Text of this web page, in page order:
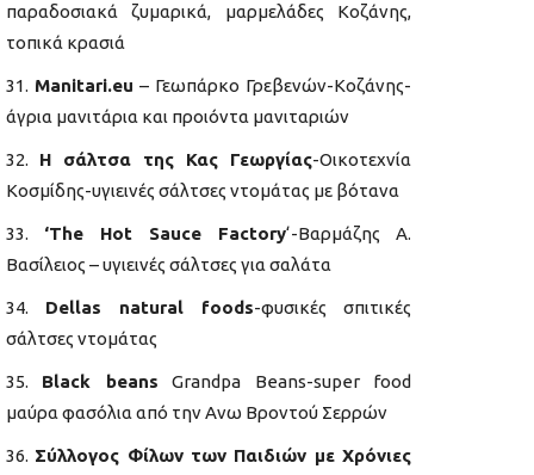
παραδοσιακά ζυμαρικά, μαρμελάδες Κοζάνης,
τοπικά κρασιά
Manitari.eu – Γεωπάρκο Γρεβενών-Κοζάνης-
άγρια μανιτάρια και προιόντα μανιταριών
Η σάλτσα της Κας Γεωργίας-Οικοτεχνία
Κοσμίδης-υγιεινές σάλτσες ντομάτας με βότανα
‘The Hot Sauce Factory‘-Βαρμάζης Α.
Βασίλειος – υγιεινές σάλτσες για σαλάτα
Dellas natural foods-φυσικές σπιτικές
σάλτσες ντομάτας
Black beans Grandpa Beans-super food
μαύρα φασόλια από την Ανω Βροντού Σερρών
Σύλλογος Φίλων των Παιδιών με Χρόνιες